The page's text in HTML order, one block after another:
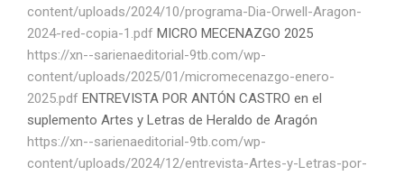
content/uploads/2024/10/programa-Dia-Orwell-Aragon-
2024-red-copia-1.pdf MICRO MECENAZGO 2025
https://xn--sarienaeditorial-9tb.com/wp-
content/uploads/2025/01/micromecenazgo-enero-
2025.pdf ENTREVISTA POR ANTÓN CASTRO en el
suplemento Artes y Letras de Heraldo de Aragón
https://xn--sarienaeditorial-9tb.com/wp-
content/uploads/2024/12/entrevista-Artes-y-Letras-por-